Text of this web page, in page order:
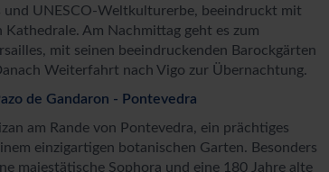
und UNESCO-Weltkulturerbe, beeindruckt mit
Am Nachmittag geht es zum
mit seinen beeindruckenden Barockgärten
Weiterfahrt nach Vigo zur Übernachtung.
de Gandaron - Pontevedra
am Rande von Pontevedra, ein prächtiges
einzigartigen botanischen Garten. Besonders
majestätische Sophora und eine 180 Jahre alte